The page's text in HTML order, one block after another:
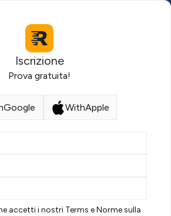
Iscrizione
Prova gratuita!
Google WithApple
accetti i nostri Terms eNorme sulla